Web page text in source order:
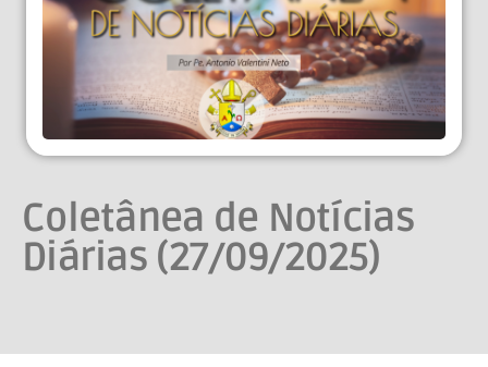
Coletânea de Notícias
Diárias (27/09/2025)